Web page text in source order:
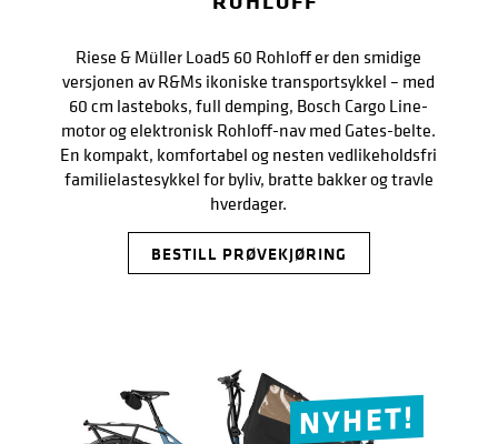
Riese & Müller Load5 60 Rohloff er den smidige
versjonen av R&Ms ikoniske transportsykkel – med
60 cm lasteboks, full demping, Bosch Cargo Line-
motor og elektronisk Rohloff-nav med Gates-belte.
En kompakt, komfortabel og nesten vedlikeholdsfri
familielastesykkel for byliv, bratte bakker og travle
hverdager.
BESTILL PRØVEKJØRING
NYHET!